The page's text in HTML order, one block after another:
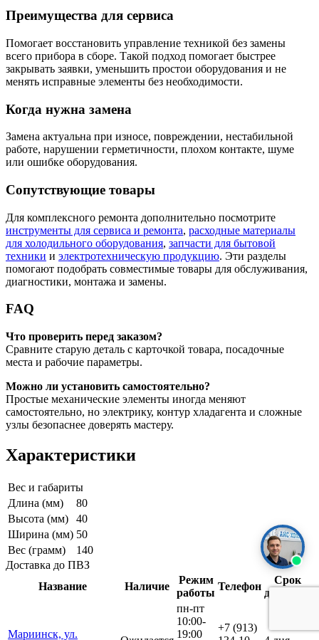
Преимущества для сервиса
Помогает восстановить управление техникой без замены
всего прибора в сборе. Такой подход помогает быстрее
закрывать заявки, уменьшить простои оборудования и не
менять исправные элементы без необходимости.
Когда нужна замена
Замена актуальна при износе, повреждении, нестабильной
работе, нарушении герметичности, плохом контакте, шуме
или ошибке оборудования.
Сопутствующие товары
Для комплексного ремонта дополнительно посмотрите
инструменты для сервиса и ремонта, расходные материалы
для холодильного оборудования, запчасти для бытовой
техники и электротехническую продукцию. Эти разделы
помогают подобрать совместимые товары для обслуживания,
диагностики, монтажа и замены.
FAQ
Что проверить перед заказом?
Сравните старую деталь с карточкой товара, посадочные
места и рабочие параметры.
Можно ли установить самостоятельно?
Простые механические элементы иногда меняют
самостоятельно, но электрику, контур хладагента и сложные
узлы безопаснее доверять мастеру.
Характеристики
Вес и габариты
Длина (мм)
80
Высота (мм)
40
Ширина (мм) 50
Вес (грамм)
140
Доставка до ПВЗ
Название
Наличие
Режим
работы
Телефон
Срок
доставки
Мариинск, ул.
пн-пт
10:00-
19:00
+7 (913)